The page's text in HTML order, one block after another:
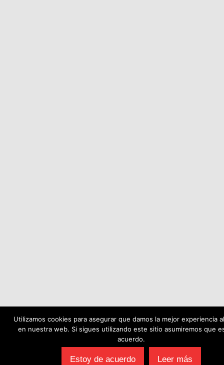
Utilizamos cookies para asegurar que damos la mejor experiencia
en nuestra web. Si sigues utilizando este sitio asumiremos que
acuerdo.
Estoy de acuerdo Leer más